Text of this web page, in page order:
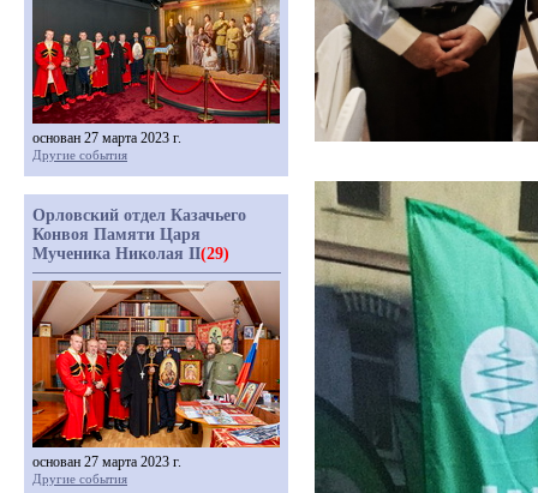
основан 27 марта 2023 г.
Другие события
Орловский отдел Казачьего
Конвоя Памяти Царя
Мученика Николая II(29)
основан 27 марта 2023 г.
Другие события